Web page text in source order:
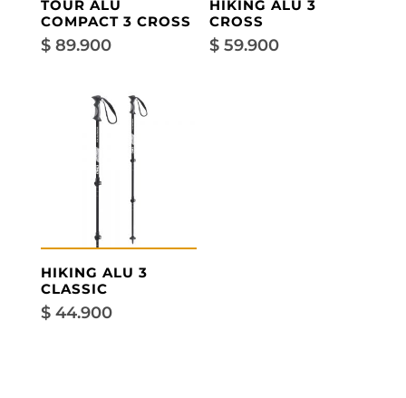
TOUR ALU
COMPACT 3 CROSS
$89.900
HIKING ALU 3
CROSS
$ 59.900
HIKING ALU 3
CLASSIC
$44.900